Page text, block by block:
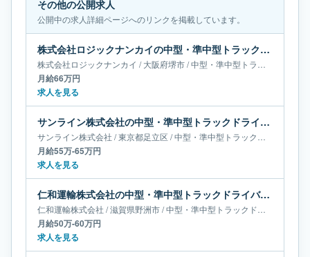
その他の公開求人
公開中の求人詳細ページへのリンクを掲載しています。
株式会社ロジックナンカイの中型・準中型トラックドライバー求人｜大阪府堺市｜月給66万円
株式会社ロジックナンカイ /大阪府堺市/中型・準中型トラックドライバー
月給66万円
求人を見る
サンライン株式会社の中型・準中型トラックドライバー求人｜東京都足立区｜月給55万-65万円
サンライン株式会社 /東京都足立区 /中型・準中型トラックドライバー
月給55万-65万円
求人を見る
仁和運輸株式会社の中型・準中型トラックドライバー求人｜滋賀県野洲市｜月給50万-60万円
仁和運輸株式会社 /滋賀県野洲市/中型・準中型トラックドライバー
月給50万-60万円
求人を見る